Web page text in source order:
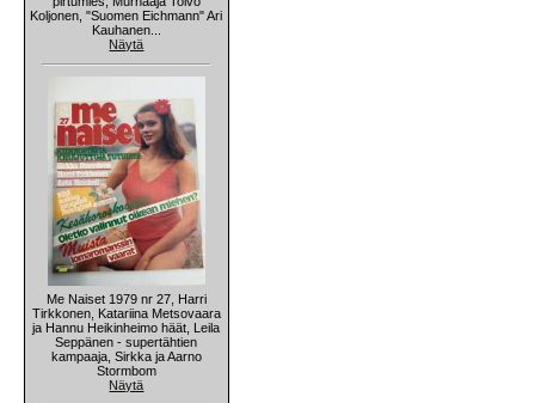
Koljonen, "Suomen Eichmann" Ari
Kauhanen...
Näytä
Me Naiset 1979 nr 27, Harri
Tirkkonen, Katariina Metsovaara
ja Hannu Heikinheimo häät, Leila
Seppänen - supertähtien
kampaaja, Sirkka ja Aarno
Stormbom
Näytä